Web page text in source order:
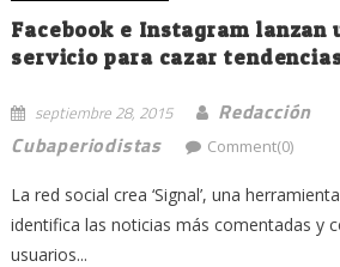
Facebook e Instagram lanzan
servicio para cazar
septiembre 28, 2015
Redacción
Cubaperiodistas
Comment(0)
La red social crea ‘Signal’, una
identifica las noticias más comentadas y
usuarios...